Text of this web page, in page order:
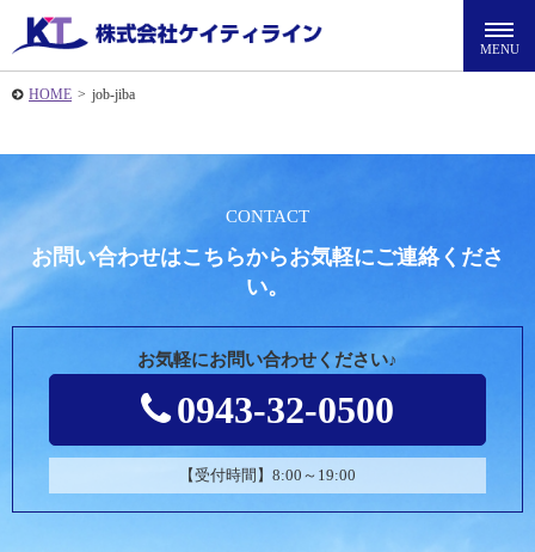
HOME > job-jiba
CONTACT
お問い合わせはこちらからお気軽にご連絡くださ
い。
お気軽にお問い合わせください♪
0943-32-0500
【受付時間】8:00～19:00